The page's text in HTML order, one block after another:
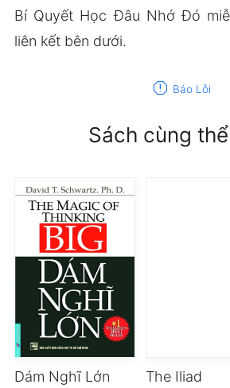
Bí Quyết Học Đâu Nhớ Đó
liên kết bên dưới.
report Báo Lỗi
Sách cùng
Dám Nghĩ Lớn The Iliad